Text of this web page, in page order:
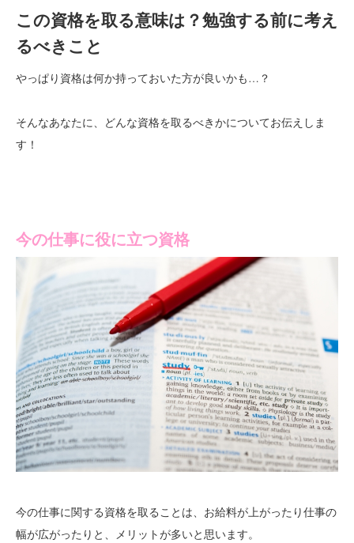
この資格を取る意味は？勉強する前に考え
るべきこと
やっぱり資格は何か持っておいた方が良いかも…？
そんなあなたに、どんな資格を取るべきかについてお伝えしま
す！
今の仕事に役に立つ資格
今の仕事に関する資格を取ることは、お給料が上がったり仕事の
幅が広がったりと、メリットが多いと思います。